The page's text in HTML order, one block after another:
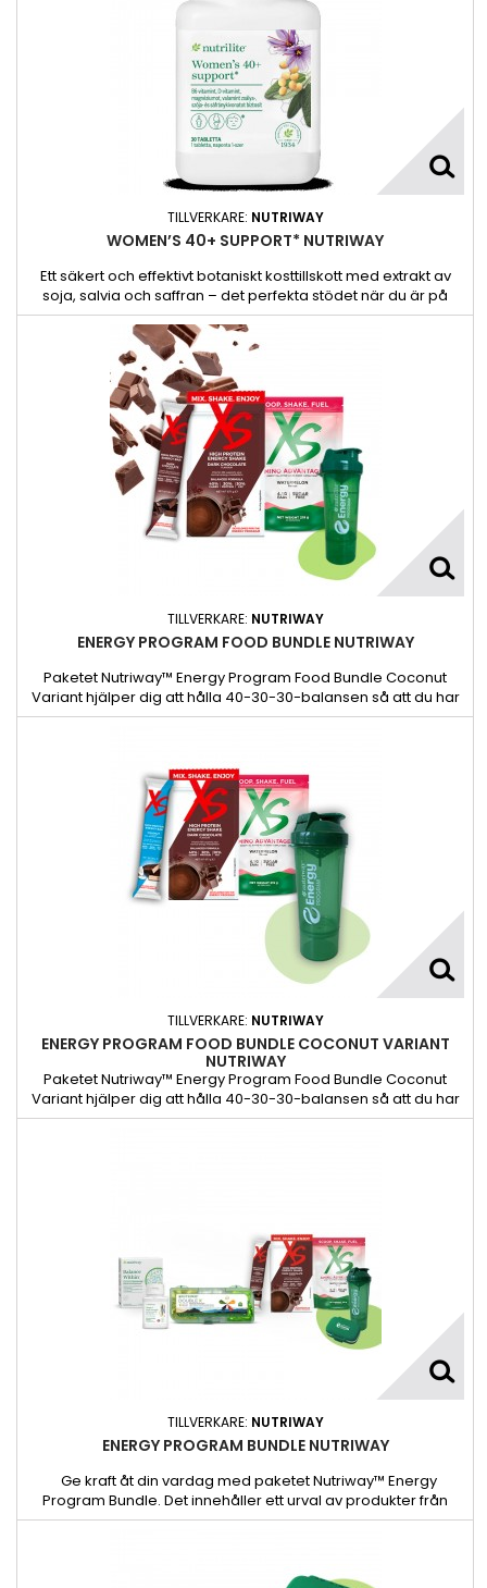
TILLVERKARE: NUTRIWAY
WOMEN’S 40+ SUPPORT* NUTRIWAY
Ett säkert och effektivt botaniskt kosttillskott med extrakt av
soja, salvia och saffran – det perfekta stödet när du är på
språng.
TILLVERKARE: NUTRIWAY
ENERGY PROGRAM FOOD BUNDLE NUTRIWAY
Paketet Nutriway™ Energy Program Food Bundle Coconut
Variant hjälper dig att hålla 40-30-30-balansen så att du har
den konsekventa energinivå1 du behöver under dagen.
TILLVERKARE: NUTRIWAY
ENERGY PROGRAM FOOD BUNDLE COCONUT VARIANT
NUTRIWAY
Paketet Nutriway™ Energy Program Food Bundle Coconut
Variant hjälper dig att hålla 40-30-30-balansen så att du har
den konsekventa energinivå1 du behöver under dagen.
TILLVERKARE: NUTRIWAY
ENERGY PROGRAM BUNDLE NUTRIWAY
Ge kraft åt din vardag med paketet Nutriway™ Energy
Program Bundle. Det innehåller ett urval av produkter från
Nutriway™ och XS™ för att stötta din krävande livsstil med